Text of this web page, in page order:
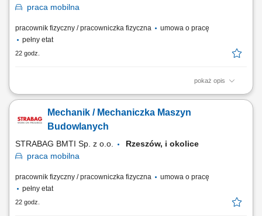
praca mobilna
pracownik fizyczny / pracowniczka fizyczna
umowa o pracę
pełny etat
22 godz.
pokaż opis
Twoja rola w STRABAG wykonywanie napraw i serwisów maszyn
wykonywanie napraw i serwisów drobnego sprzętu (m.in. zagęszczarki,
piły) prace modernizacyjne i konserwacyjne; dokonywanie przeglądów
Mechanik / Mechaniczka Maszyn
Budowlanych
STRABAG BMTI Sp. z o.o.
Rzeszów, i okolice
praca mobilna
pracownik fizyczny / pracowniczka fizyczna
umowa o pracę
pełny etat
22 godz.